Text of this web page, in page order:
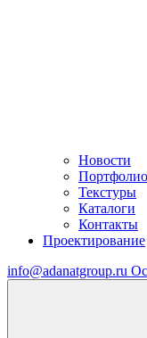
Новости
Портфолио
Текстуры
Каталоги
Контакты
Проектирование
info@adanatgroup.ru